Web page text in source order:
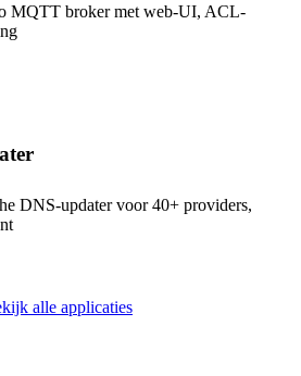
MQTT broker met web-UI, ACL-
DNS-updater voor 40+ providers,
alle applicaties